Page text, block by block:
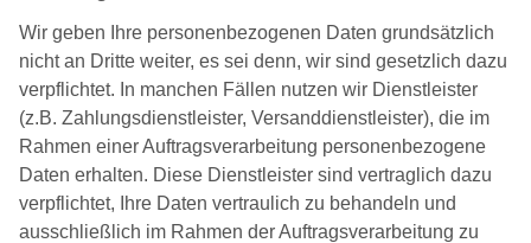
Wir geben Ihre personenbezogenen Daten grundsätzlich
nicht an Dritte weiter, es sei denn, wir sind gesetzlich dazu
verpflichtet. In manchen Fällen nutzen wir Dienstleister
(z.B. Zahlungsdienstleister, Versanddienstleister), die im
Rahmen einer Auftragsverarbeitung personenbezogene
Daten erhalten. Diese Dienstleister sind vertraglich dazu
verpflichtet, Ihre Daten vertraulich zu behandeln und
ausschließlich im Rahmen der Auftragsverarbeitung zu